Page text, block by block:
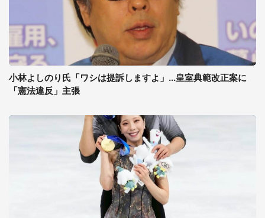
小林よしのり氏「ワシは提訴しますよ」...皇室典範改正案に
「憲法違反」主張